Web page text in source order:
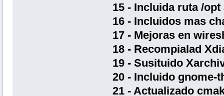
15 - Incluida ruta /
16 - Incluidos mas
17 - Mejoras en
18 - Recompialad
19 - Susituido
20 - Incluido gnome-
21 - Actualizado